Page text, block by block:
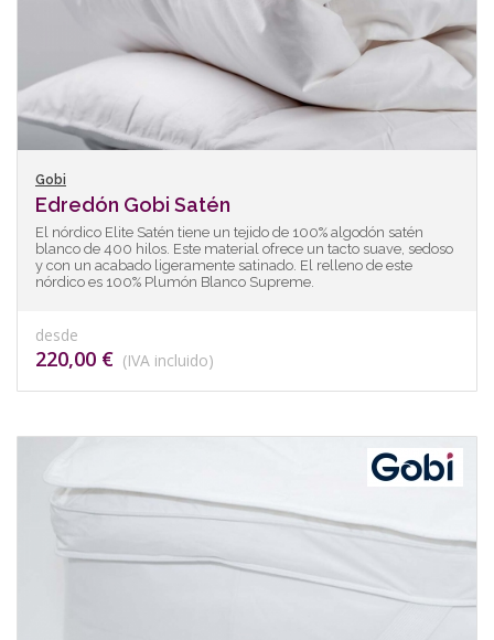
Gobi
Edredón Gobi Satén
El nórdico Elite Satén tiene un tejido de 100% algodón satén
blanco de 400 hilos. Este material ofrece un tacto suave, sedoso
y con un acabado ligeramente satinado. El relleno de este
nórdico es 100% Plumón Blanco Supreme.
desde
220,00 € (IVA incluido)